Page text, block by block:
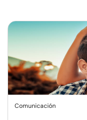
Comunicación